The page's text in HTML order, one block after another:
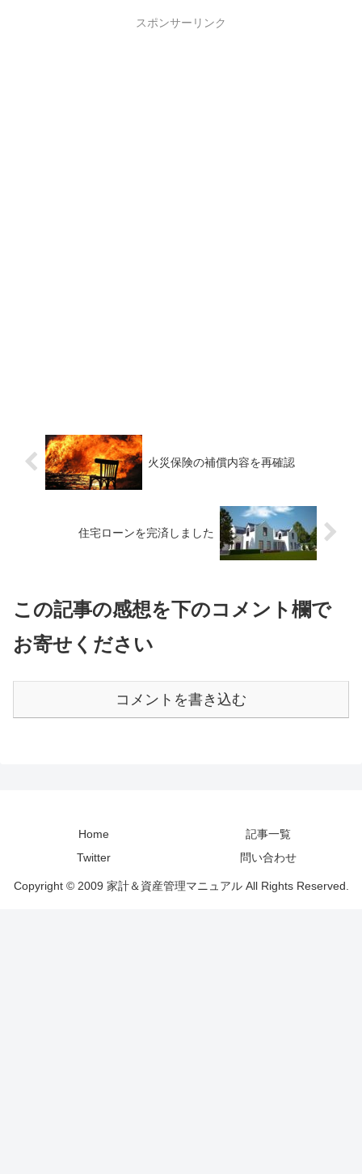
スポンサーリンク
火災保険の補償内容を再確認
住宅ローンを完済しました
この記事の感想を下のコメント欄で
お寄せください
コメントを書き込む
Home
記事一覧
Twitter
問い合わせ
Copyright © 2009 家計＆資産管理マニュアル All Rights Reserved.